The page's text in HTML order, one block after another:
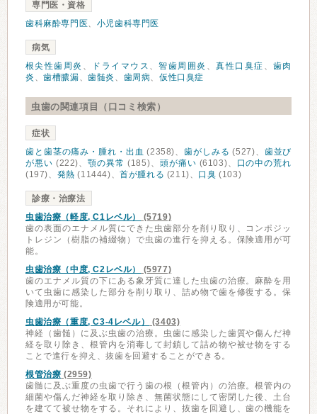
専門医・資格
歯科麻酔専門医、 小児歯科専門医
病気
根尖性歯周炎 、 ドライマウス 、智歯周囲炎 、真性口臭症 、 歯肉
炎 、歯槽膿漏、歯髄炎 、 歯周病、仮性口臭症
虫歯の関連項目（口コミ検索）
症状
歯と歯茎の痛み・腫れ・出血 (2358)、歯がしみる (527)、 歯並び
が悪い (222)、顎の異常 (185)、 頭が痛い (6103)、
口の中の荒れ
(197)、 発熱 (11444)、首が腫れる (211)、 口臭 (103)
診療・治療法
虫歯治療（軽度, C1レベル）
(5719)
歯の表面のエナメル質にできた虫歯部分を削り取り、コンポジッ
トレジン（樹脂の補綴物）で虫歯の進行を抑える。保険適用が可
能。
虫歯治療（中度, C2レベル）
(5977)
歯のエナメル質の下にある象牙質に達した虫歯の治療。麻酔を用
いて虫歯に感染した部分を削り取り、詰め物で歯を修復する。保
険適用が可能。
虫歯治療（重度, C3-4レベル）
(3403)
神経（歯髄）に及ぶ虫歯の治療。虫歯に感染した歯質や傷んだ神
経を取り除き、根管内を消毒して封鎖して詰め物や被せ物をする
ことで進行を抑え、抜歯を回避することができる。
根管治療 (2959)
歯髄に及ぶ重度の虫歯で行う歯の根（根管内）の治療。根管内の
細菌や傷んだ神経を取り除き、無菌状態にして密閉した後、土台
を建てて被せ物をする。それにより、抜歯を回避し、歯の機能を